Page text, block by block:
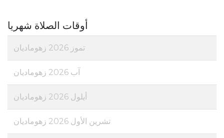
أوقات الصلاة شهريا
تموز 2026 زهوماديان
آب 2026 زهوماديان
أيلول 2026 زهوماديان
تشرين الأول 2026 زهوماديان